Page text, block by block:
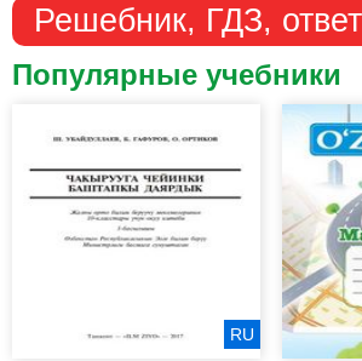
Решебник, ГДЗ,
Популярные учебники
RU